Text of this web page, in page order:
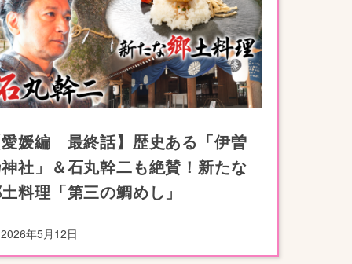
媛編 最終話】歴史ある「伊曽
社」＆石丸幹二も絶賛！新たな
料理「第三の鯛めし」
2026年5月12日